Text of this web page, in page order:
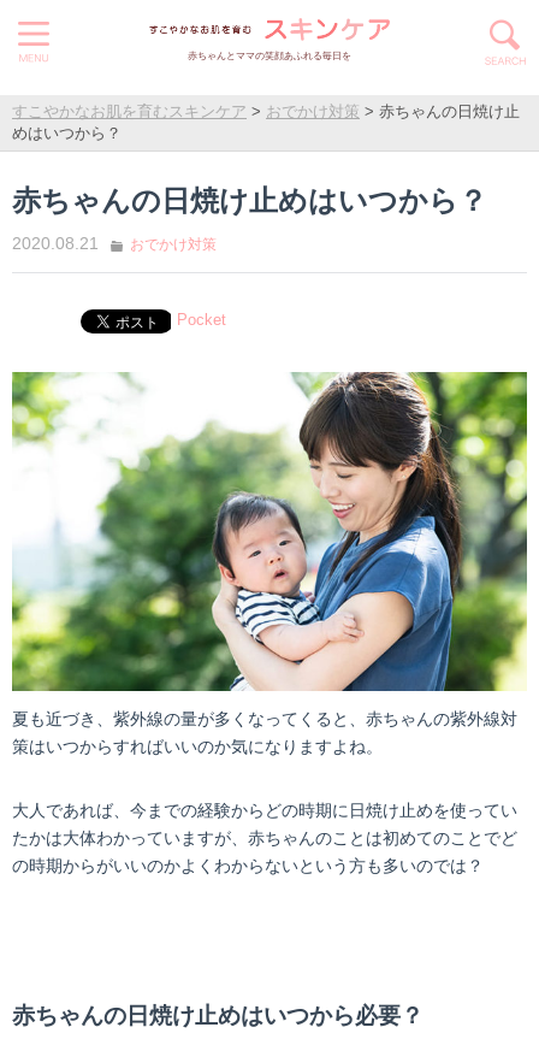
赤ちゃんとママの笑顔あふれる毎日を
すこやかなお肌を育むスキンケア > おでかけ対策 > 赤ちゃんの日焼け止
めはいつから？
赤ちゃんの日焼け止めはいつから？
2020.08.21 おでかけ対策
Pocket
夏も近づき、紫外線の量が多くなってくると、赤ちゃんの紫外線対
策はいつからすればいいのか気になりますよね。
大人であれば、今までの経験からどの時期に日焼け止めを使ってい
たかは大体わかっていますが、赤ちゃんのことは初めてのことでど
の時期からがいいのかよくわからないという方も多いのでは？
赤ちゃんの日焼け止めはいつから必要？